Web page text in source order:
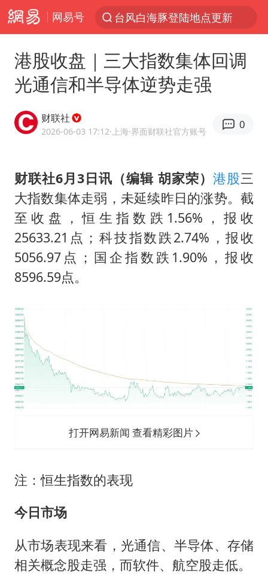
网易号
台风白海豚登陆地点更新
中方回应是否在太平洋海底开采稀土
泰国一女公务员妆容引争议 本人回应
U17国足1分钟轰2球
宇树科技王兴兴身家有望超200亿元
外交部发言人就广岛核爆81周年等答记者问
贵州轮胎子公司获美国退税8136万
村民谈“梅姨”：叫的其实是“媒姨”
郑国霖回应去景区上班被保安拦下
我国编制完成新版全月地质图
感觉全东北都在等7号
奋进开新局 实干挑大梁
港股收盘｜三大指数集体回调
光通信和半导体逆势走强
财联社
2026-06-03 17:12·上海·界面财联社官方账号
0
财联社6月3日讯（编辑 胡家荣）港股三
大指数集体走弱，未延续昨日的涨势。截
至收盘，恒生指数跌1.56%，报收
25633.21点；科技指数跌2.74%，报收
5056.97点；国企指数跌1.90%，报收
8596.59点。
打开网易新闻 查看精彩图片
注：恒生指数的表现
今日市场
从市场表现来看，光通信、半导体、存储
相关概念股走强，而软件、航空股走低。